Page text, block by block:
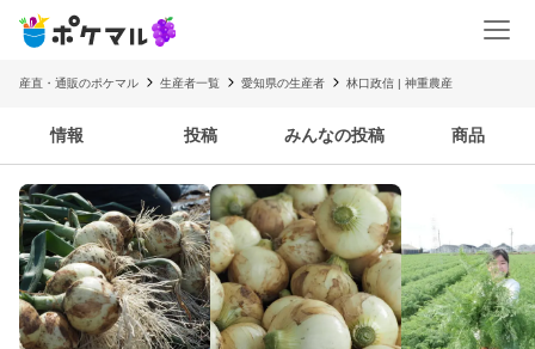
産直・通販のポケマル 生産者一覧 愛知県の生産者 林口政信 | 神重農産
情報 投稿 みんなの投稿 商品